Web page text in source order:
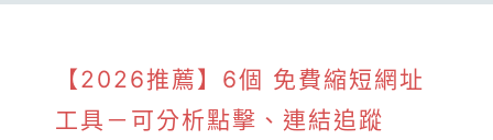
【2026推薦】6個 免費縮短網址
工具－可分析點擊、連結追蹤